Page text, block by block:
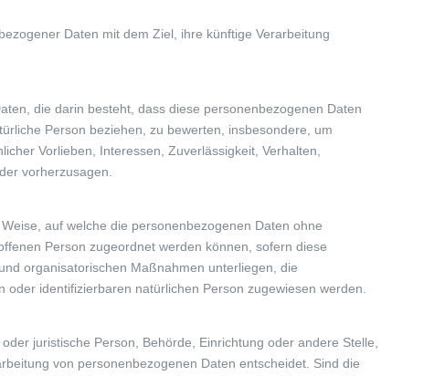
Daten mit dem Ziel, ihre künftige Verarbeitung
die darin besteht, dass diese personenbezogenen Daten
Person beziehen, zu bewerten, insbesondere, um
Vorlieben, Interessen, Zuverlässigkeit, Verhalten,
vorherzusagen.
auf welche die personenbezogenen Daten ohne
Person zugeordnet werden können, sofern diese
organisatorischen Maßnahmen unterliegen, die
identifizierbaren natürlichen Person zugewiesen werden.
juristische Person, Behörde, Einrichtung oder andere Stelle,
von personenbezogenen Daten entscheidet. Sind die